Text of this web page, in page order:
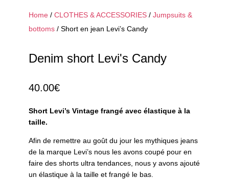
Home / CLOTHES & ACCESSORIES / Jumpsuits &
bottoms / Short en jean Levi’s Candy
Denim short Levi's Candy
40.00€
Short Levi’s Vintage frangé avec élastique à la
taille.
Afin de remettre au goût du jour les mythiques jeans
de la marque Levi’s nous les avons coupé pour en
faire des shorts ultra tendances, nous y avons ajouté
un élastique à la taille et frangé le bas.